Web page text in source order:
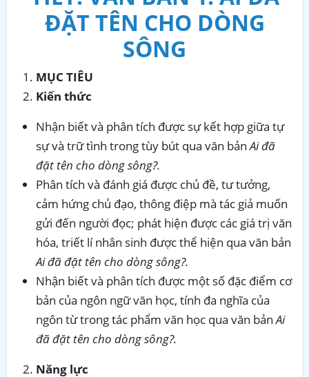
ĐẶT TÊN CHO DÒNG
SÔNG
MỤC TIÊU
Kiến thức
Nhận biết và phân tích được sự kết hợp giữa tự
sự và trữ tình trong tùy bút qua văn bảnAi đã
đặt tên cho dòng sông?.
Phân tích và đánh giá được chủ đề, tư tưởng,
cảm hứng chủ đạo, thông điệp mà tác giả muốn
gửi đến người đọc; phát hiện được các giá trị văn
hóa, triết lí nhân sinh được thể hiện qua văn bản
Ai đã đặt tên cho dòng sông?.
Nhận biết và phân tích được một số đặc điểm cơ
bản của ngôn ngữ văn học, tính đa nghĩa của
ngôn từ trong tác phẩm văn học qua văn bảnAi
đã đặt tên cho dòng sông?.
Năng lực